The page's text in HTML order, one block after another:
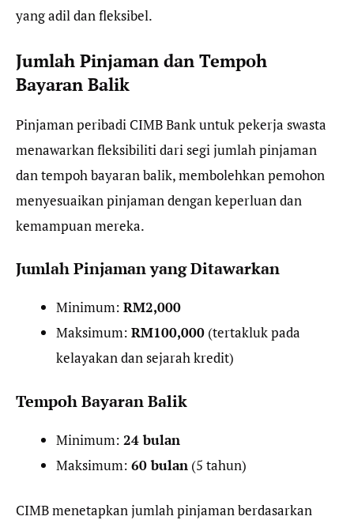
yang adil dan fleksibel.
Jumlah Pinjaman dan Tempoh
Bayaran Balik
Pinjaman peribadi CIMB Bank untuk pekerja swasta
menawarkan fleksibiliti dari segi jumlah pinjaman
dan tempoh bayaran balik, membolehkan pemohon
menyesuaikan pinjaman dengan keperluan dan
kemampuan mereka.
Jumlah Pinjaman yang Ditawarkan
Minimum: RM2,000
Maksimum: RM100,000 (tertakluk pada
kelayakan dan sejarah kredit)
Tempoh Bayaran Balik
Minimum: 24 bulan
Maksimum: 60 bulan (5 tahun)
CIMB menetapkan jumlah pinjaman berdasarkan